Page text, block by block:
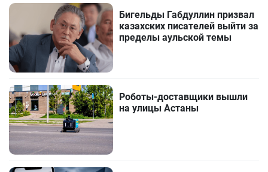
Бигельды Габдуллин призвал
казахских писателей выйти за
пределы аульской темы
Роботы-доставщики вышли
на улицы Астаны